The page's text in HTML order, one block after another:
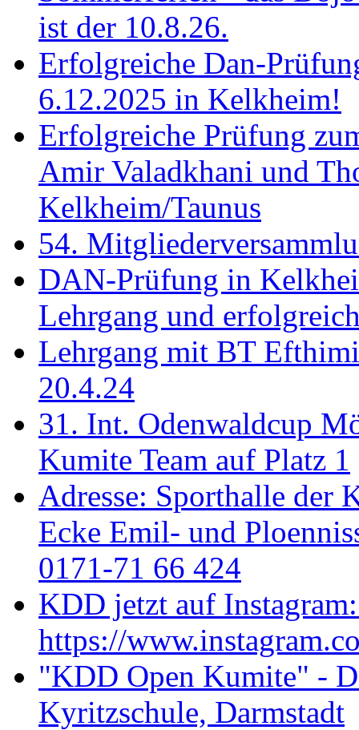
ist der 10.8.26.
Erfolgreiche Dan-
6.12.2025 in Kelkheim!
Erfolgreiche Prüfung
Amir Valadkhani und
Kelkheim/Taunus
54.
DAN-Prüfung in
Lehrgang und
Lehrgang mit BT
20.4.24
31. Int. Odenwaldcup
Kumite Team auf Platz 1
Adresse: Sporthalle der
Ecke Emil- und
0171-71 66 424
KDD jetzt auf
https://
"KDD Open Kumite" -
Kyritzschule, Darmstadt